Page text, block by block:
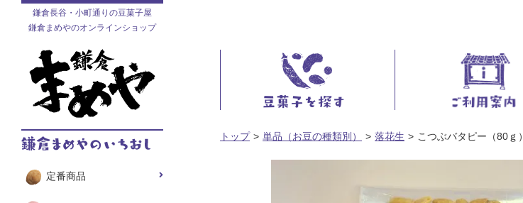
鎌倉長谷・小町通りの豆菓子屋
鎌倉まめやのオンラインショップ
トップ 単品（お豆の種類別） 落花生 こつぶバタピー（80ｇ）
定番商品